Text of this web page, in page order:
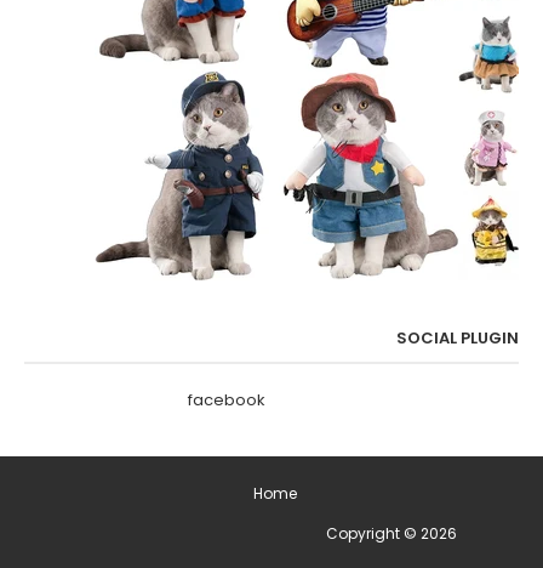
SOCIAL PLUGIN
facebook
Home
Copyright © 2026